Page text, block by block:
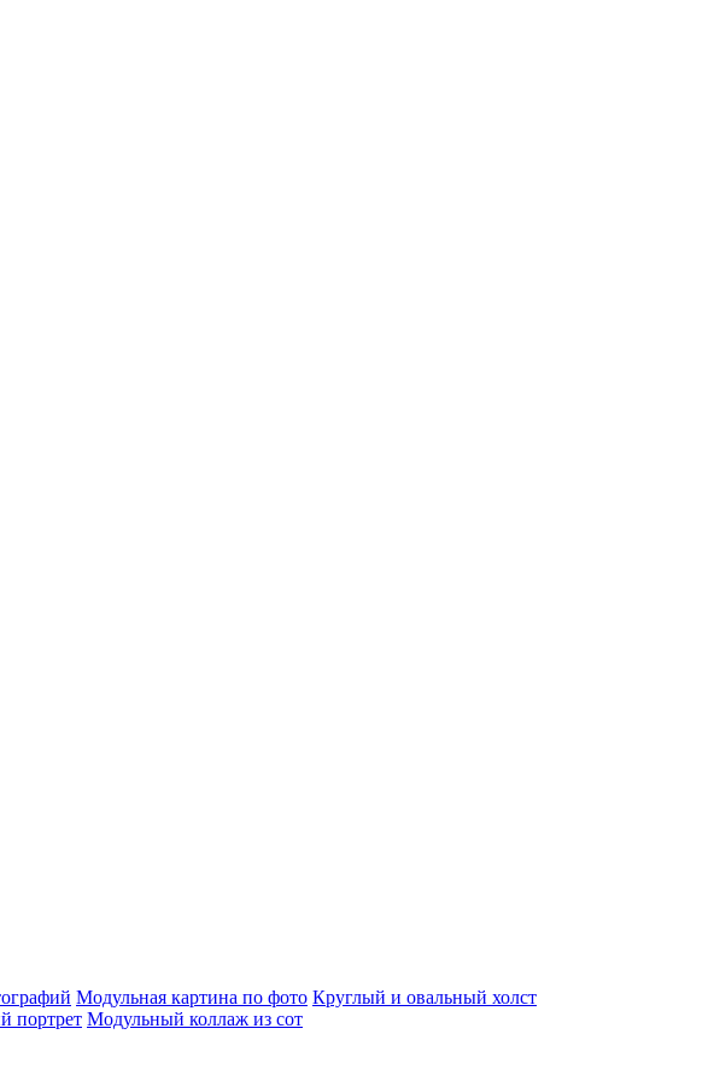
Модульная картина по фото Круглый и овальный холст
портрет Модульный коллаж из сот